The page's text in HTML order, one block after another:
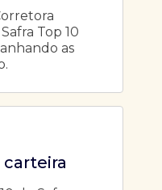
Top 10
as
carteira